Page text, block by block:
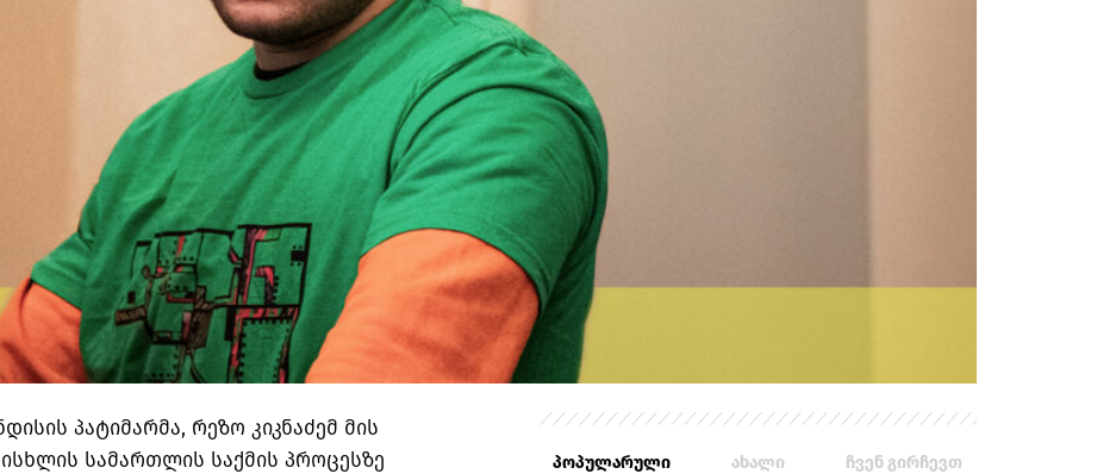
პატიმარმა, რეზო კიკნაძემ მის
სამართლის საქმის პროცესზე
პოპულარული ახალი ჩვენ გირჩევთ